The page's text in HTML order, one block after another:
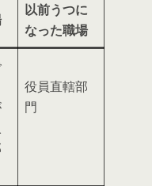
以前うつに
なった職場
役員直轄部
門